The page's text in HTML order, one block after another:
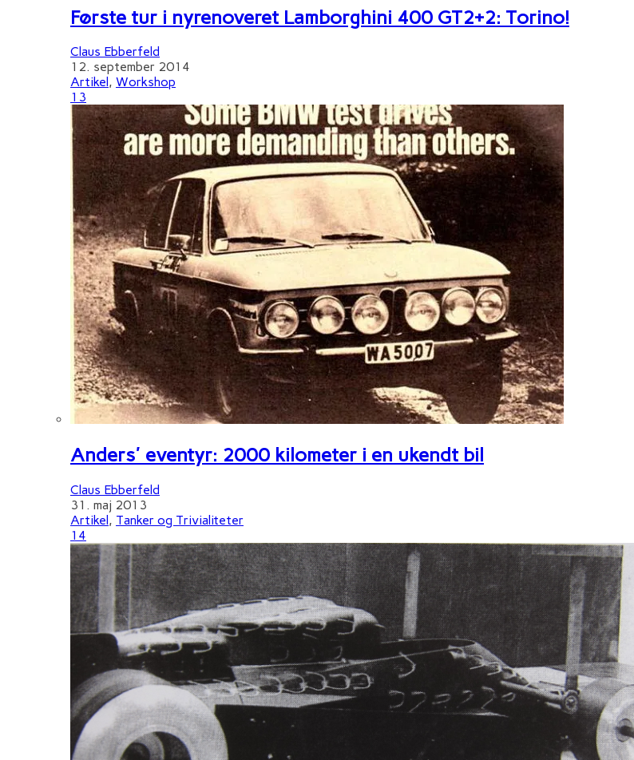
Første tur i nyrenoveret Lamborghini 400 GT2+2: Torino!
Claus Ebberfeld
12. september 2014
Artikel , Workshop
13
Anders' eventyr: 2000 kilometer i en ukendt bil
Claus Ebberfeld
31. maj 2013
Artikel , Tanker og Trivialiteter
14